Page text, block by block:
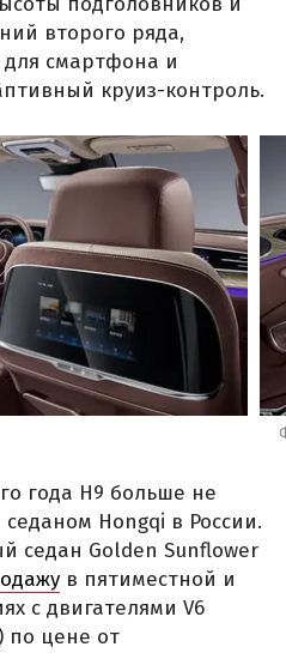
второго ряда,
для смартфона и
круиз-контроль.
года H9 больше не
Hongqi в России.
седан Golden Sunflower
в пятиместной и
с двигателями V6
по цене от